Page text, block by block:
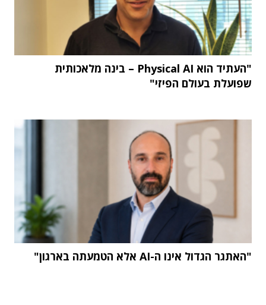
"העתיד הוא Physical AI – בינה מלאכותית
שפועלת בעולם הפיזי"
"האתגר הגדול אינו ה-AI אלא הטמעתה בארגון"